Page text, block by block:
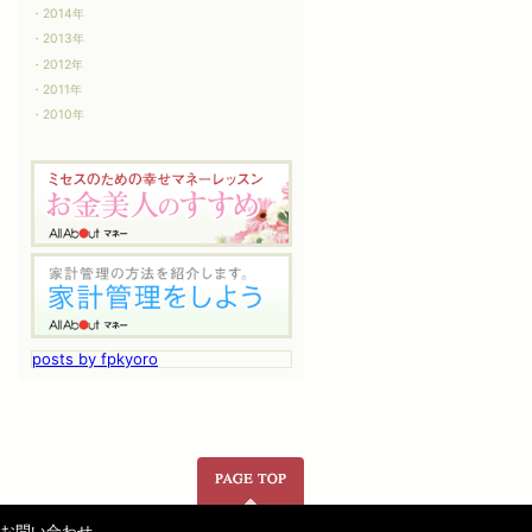
2014年
2013年
2012年
2011年
2010年
posts by fpkyoro